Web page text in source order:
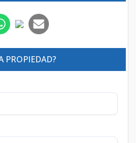
PROPIEDAD?